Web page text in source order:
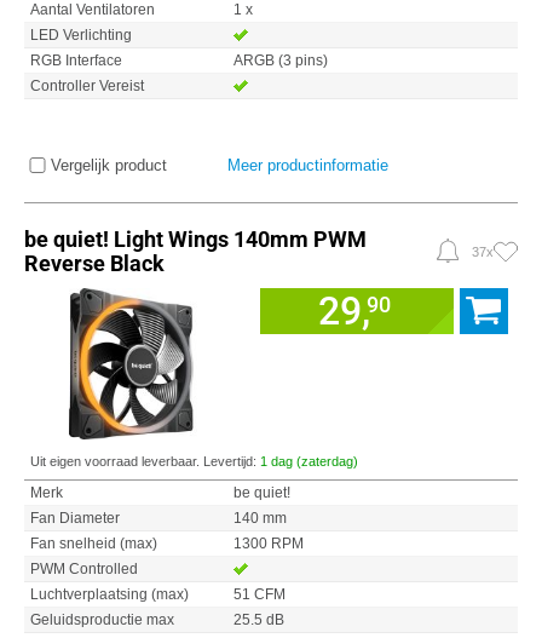
Aantal Ventilatoren
1 x
LED Verlichting
RGB Interface
ARGB (3 pins)
Controller Vereist
Vergelijk product Meer productinformatie
be quiet! Light Wings 140mm PWM
Reverse Black
37x
29,90
Uit eigen voorraad leverbaar. Levertijd: 1 dag (zaterdag)
Merk
be quiet!
Fan Diameter
140 mm
Fan snelheid (max)
1300 RPM
PWM Controlled
Luchtverplaatsing (max)
51 CFM
Geluidsproductie max
25.5 dB